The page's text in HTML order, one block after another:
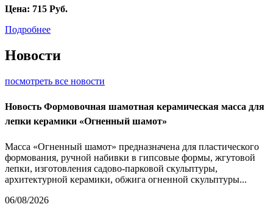
Цена: 715 Руб.
Подробнее
Новости
посмотреть все новости
Новость Формовочная шамотная керамическая масса для
лепки керамики «Огненный шамот»
Масса «Огненный шамот» предназначена для пластического
формования, ручной набивки в гипсовые формы, жгутовой
лепки, изготовления садово-парковой скульптуры,
архитектурной керамики, обжига огненной скульптуры...
06/08/2026